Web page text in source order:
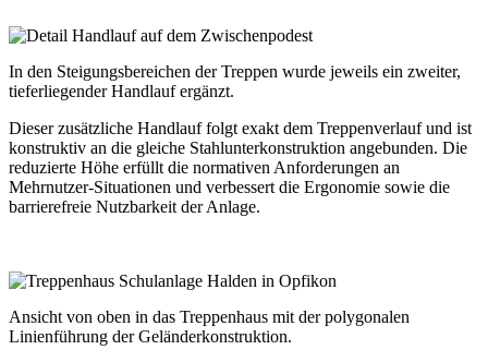
In den Steigungsbereichen der Treppen wurde jeweils ein zweiter,
tieferliegender Handlauf ergänzt.
Dieser zusätzliche Handlauf folgt exakt dem Treppenverlauf und ist
konstruktiv an die gleiche Stahlunterkonstruktion angebunden. Die
reduzierte Höhe erfüllt die normativen Anforderungen an
Mehrnutzer-Situationen und verbessert die Ergonomie sowie die
barrierefreie Nutzbarkeit der Anlage.
Ansicht von oben in das Treppenhaus mit der polygonalen
Linienführung der Geländerkonstruktion.